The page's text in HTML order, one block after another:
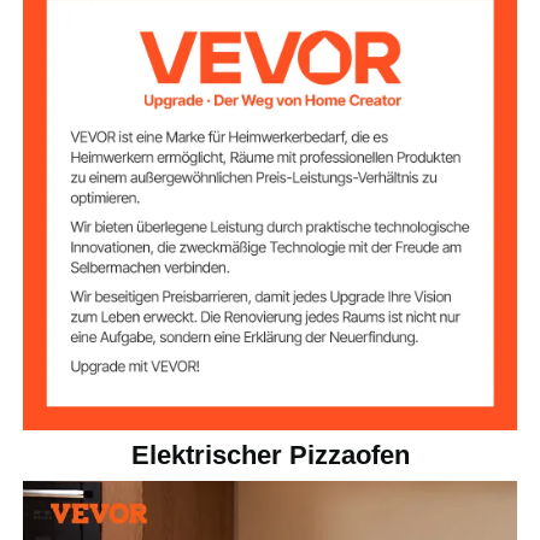
de
Knopf
Temperaturbereic
77–842 °F / 25–450 °C
Nettogewicht 98,67 lbs / 44,8 kg
Elektrischer Pizzaofen